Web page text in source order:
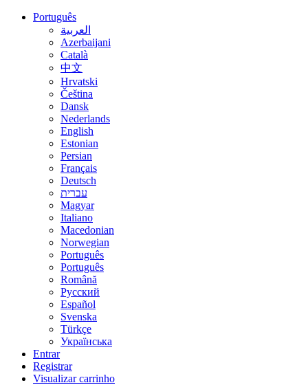
Português
العربية
Azerbaijani
Català
中文
Hrvatski
Čeština
Dansk
Nederlands
English
Estonian
Persian
Français
Deutsch
עברית
Magyar
Italiano
Macedonian
Norwegian
Português
Português
Română
Русский
Español
Svenska
Türkçe
Українська
Entrar
Registrar
Visualizar carrinho